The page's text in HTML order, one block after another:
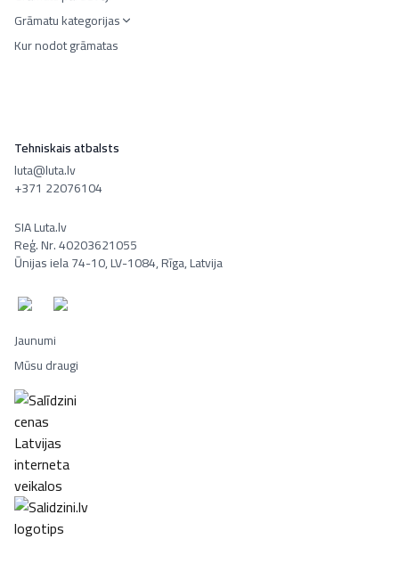
Grāmatu kategorijas
Kur nodot grāmatas
Tehniskais atbalsts
luta@luta.lv
+371 22076104
SIA Luta.lv
Reģ. Nr. 40203621055
Ūnijas iela 74-10, LV-1084, Rīga, Latvija
Jaunumi
Mūsu draugi